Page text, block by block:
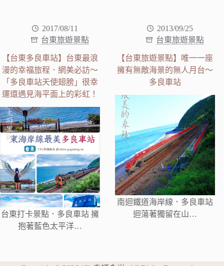
2017/08/11
台東旅遊景點
【台東多良車站】台東最浪
漫的幸福旅程．網美必訪～
「多良車站天使翅膀」很幸
運還遇見海平面上的彩虹！
台東打卡景點．多良車站 擁
抱著藍色太平洋…
2013/09/25
台東旅遊景點
【台東旅遊景點】唯一一座
擁有無敵海景的無人月台～
多良車站
南迴鐵道海岸線．多良車站
迴蕩著獨留在山…